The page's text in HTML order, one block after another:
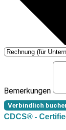
Bemerkungen
Verbindlich
CDCS® -